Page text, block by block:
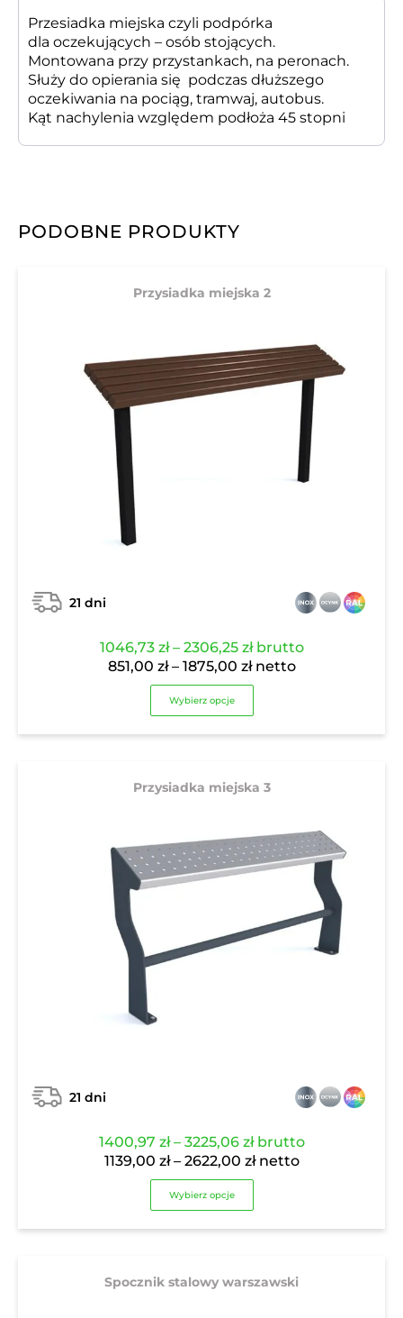
Przesiadka miejska czyli podpórka
dla oczekujących – osób stojących.
Montowana przy przystankach, na peronach.
Służy do opierania się podczas dłuższego
oczekiwania na pociąg, tramwaj, autobus.
Kąt nachylenia względem podłoża 45 stopni
PODOBNE PRODUKTY
Przysiadka miejska 2
21 dni
1046,73 zł – 2306,25 złZakres
cen:
od
do
2306,25 zł
brutto
851,00 zł – 1875,00 złZakres
cen:
851,00 zł
do
netto
Wybierz opcje
Przysiadka miejska 3
21 dni
1400,97 zł – 3225,06 złZakres
cen:
od
do
3225,06 zł
brutto
1139,00 zł – 2622,00 złZakres
do
netto
Wybierz opcje
Spocznik stalowy warszawski